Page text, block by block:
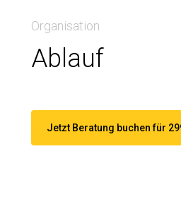
Organisation
Ablauf
Jetzt Beratung buchen für